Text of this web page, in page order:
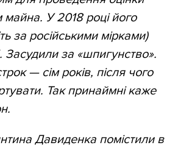
У 2018 році його
за російськими мірками)
за «шпигунство».
— сім років, після чого
Так принаймні каже
Давиденка помістили в